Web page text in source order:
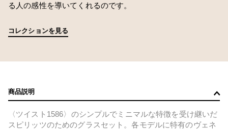
る人の感性を導いてくれるのです。
コレクションを見る
商品説明
〈ツイスト1586〉のシンプルでミニマルな特徴を受け継いだ
スピリッツのためのグラスセット。各モデルに特有のヴェネ